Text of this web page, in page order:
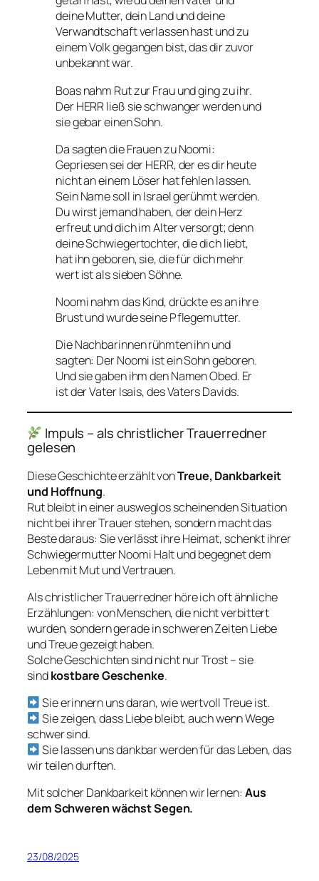
deine Mutter, dein Land und deine
Verwandtschaft verlassen hast und zu
einem Volk gegangen bist, das dir zuvor
unbekannt war.
Boas nahm Rut zur Frau und ging zu ihr.
Der HERR ließ sie schwanger werden und
sie gebar einen Sohn.
Da sagten die Frauen zu Noomi:
Gepriesen sei der HERR, der es dir heute
nicht an einem Löser hat fehlen lassen.
Sein Name soll in Israel gerühmt werden.
Du wirst jemand haben, der dein Herz
erfreut und dich im Alter versorgt; denn
deine Schwiegertochter, die dich liebt,
hat ihn geboren, sie, die für dich mehr
wert ist als sieben Söhne.
Noomi nahm das Kind, drückte es an ihre
Brust und wurde seine Pflegemutter.
Die Nachbarinnen rühmten ihn und
sagten: Der Noomi ist ein Sohn geboren.
Und sie gaben ihm den Namen Obed. Er
ist der Vater Isais, des Vaters Davids.
Impuls – als christlicher Trauerredner
gelesen
Diese Geschichte erzählt vonTreue, Dankbarkeit
und Hoffnung.
Rut bleibt in einer ausweglos scheinenden Situation
nicht bei ihrer Trauer stehen, sondern macht das
Beste daraus: Sie verlässt ihre Heimat, schenkt ihrer
Schwiegermutter Noomi Halt und begegnet dem
Leben mit Mut und Vertrauen.
Als christlicher Trauerredner höre ich oft ähnliche
Erzählungen: von Menschen, die nicht verbittert
wurden, sondern gerade in schweren Zeiten Liebe
und Treue gezeigt haben.
Solche Geschichten sind nicht nur Trost – sie
sindkostbare Geschenke.
Sie erinnern uns daran, wie wertvoll Treue ist.
Sie zeigen, dass Liebe bleibt, auch wenn Wege
schwer sind.
Sie lassen uns dankbar werden für das Leben, das
wir teilen durften.
Mit solcher Dankbarkeit können wir lernen: Aus
dem Schweren wächst Segen.
23/08/2025